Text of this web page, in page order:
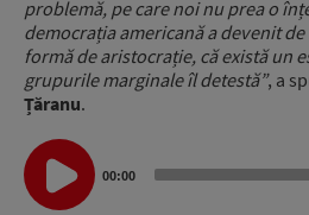
problemă, pe care noi nu prea o
democrația americană a devenit
formă de aristocrație, că există un
grupurile marginale îl detestă”, a
Țăranu.
Audio
Player
00:00